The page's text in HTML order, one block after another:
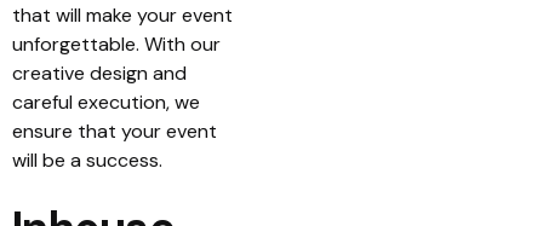
that will make your event
unforgettable. With our
creative design and
careful execution, we
ensure that your event
will be a success.